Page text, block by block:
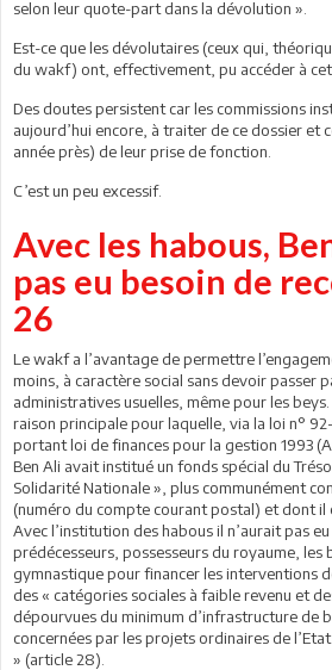
selon leur quote-part dans la dévolution ».
Est-ce que les dévolutaires (ceux qui,
du wakf) ont, effectivement, pu accéder à
Des doutes persistent car les commissions
aujourd’hui encore, à traiter de ce dossier et
année près) de leur prise de fonction.
C’est un peu excessif.
Avec les habous,
pas eu besoin de
26
Le wakf a l’avantage de permettre
moins, à caractère social sans devoir passer
administratives usuelles, même pour les beys.
raison principale pour laquelle, via la loi n°
portant loi de finances pour la gestion 1993
Ben Ali avait institué un fonds spécial du
Solidarité Nationale », plus communément
(numéro du compte courant postal) et dont il
Avec l’institution des habous il n’aurait pas
prédécesseurs, possesseurs du royaume, les
gymnastique pour financer les interventions
des « catégories sociales à faible revenu et
dépourvues du minimum d’infrastructure de
concernées par les projets ordinaires de
» (article 28).